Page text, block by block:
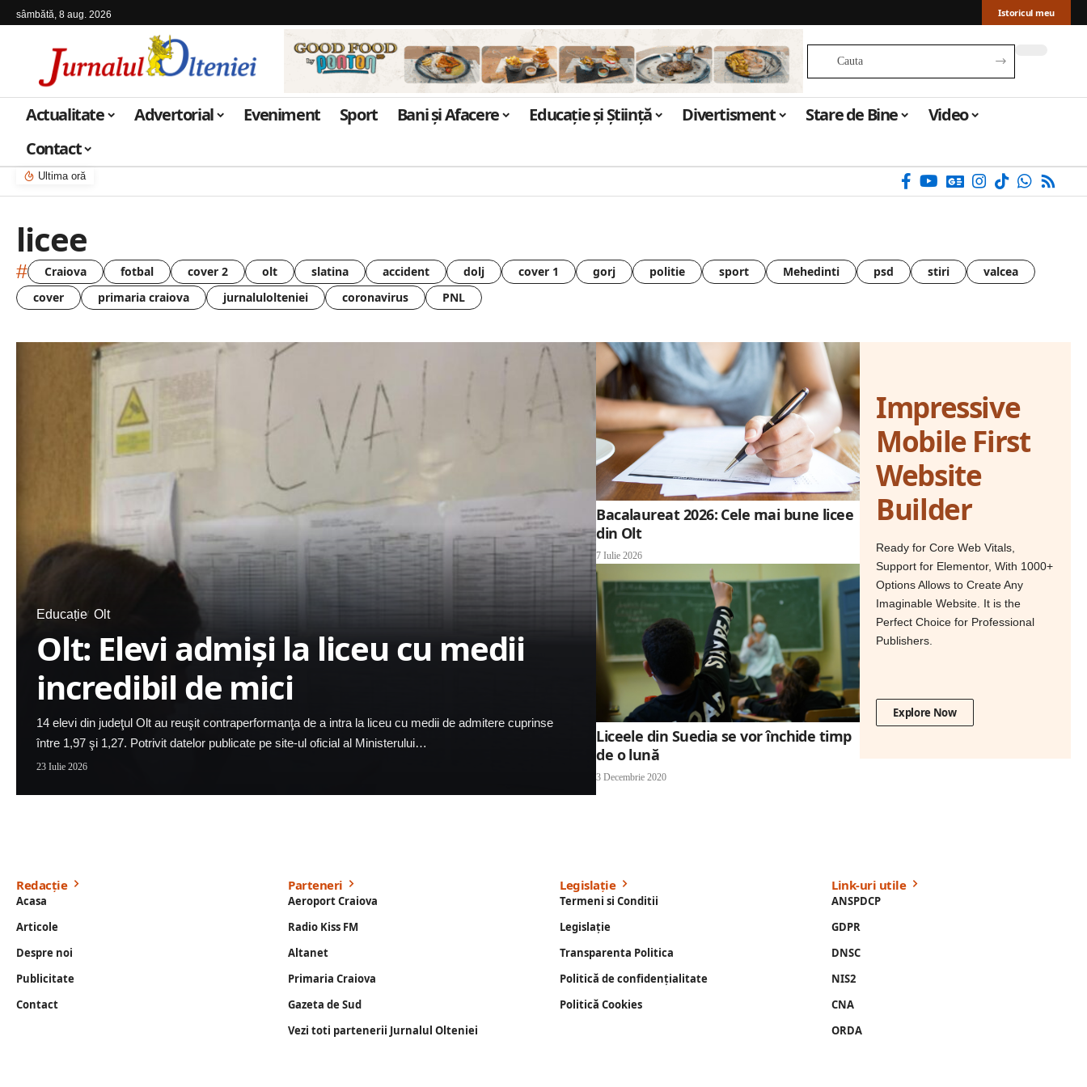
sâmbătă, 8 aug. 2026 Istoricul meu
Actualitate Advertorial Eveniment Sport Bani și Afacere Educație și Știință Divertisment Stare de Bine
Video
Contact
Ultima oră
licee
# Craiova fotbal cover 2 olt slatina accident dolj cover 1 gorj politie sport Mehedinti psd stiri
valcea
cover
primaria craiova jurnalulolteniei coronavirus PNL
Educație Olt
Olt: Elevi admişi la liceu cu medii
incredibil de mici
14 elevi din judeţul Olt au reuşit contraperformanţa de a intra la liceu cu medii de admitere cuprinse
între 1,97 şi 1,27. Potrivit datelor publicate pe site-ul oficial al Ministerului…
23 Iulie 2026
Bacalaureat 2026: Cele mai bune licee
din Olt
7 Iulie 2026
Liceele din Suedia se vor închide timp
de o lună
3 Decembrie 2020
Impressive
Mobile First
Website
Builder
Ready for Core Web Vitals,
Support for Elementor, With 1000+
Options Allows to Create Any
Imaginable Website. It is the
Perfect Choice for Professional
Publishers.
Explore Now
Redacție
Acasa
Articole
Despre noi
Publicitate
Contact
Parteneri
Aeroport Craiova
Radio Kiss FM
Altanet
Primaria Craiova
Gazeta de Sud
Vezi toti partenerii Jurnalul Olteniei
Legislație
Termeni si Conditii
Legislație
Transparenta Politica
Politică de confidențialitate
Politică Cookies
Link-uri utile
ANSPDCP
GDPR
DNSC
NIS2
CNA
ORDA